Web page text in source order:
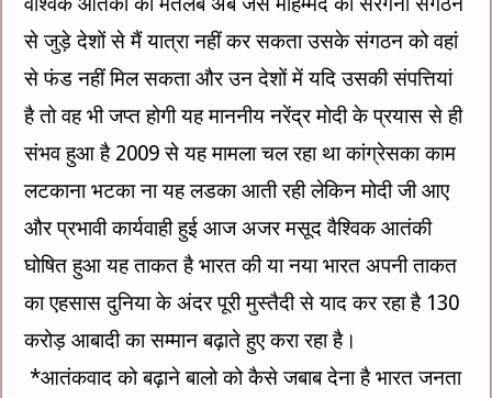
से जुड़े देशों से मैं यात्रा नहीं कर सकता उसके संगठन को वहां
से फंड नहीं मिल सकता और उन देशों में यदि उसकी संपत्तियां
है तो वह भी जप्त होगी यह माननीय नरेंद्र मोदी के प्रयास से ही
संभव हुआ है 2009 से यह मामला चल रहा था कांग्रेसका काम
लटकाना भटका ना यह लडका आती रही लेकिन मोदी जी आए
और प्रभावी कार्यवाही हुई आज अजर मसूद वैश्विक आतंकी
घोषित हुआ यह ताकत है भारत की या नया भारत अपनी ताकत
का एहसास दुनिया के अंदर पूरी मुस्तैदी से याद कर रहा है 130
करोड़ आबादी का सम्मान बढ़ाते हुए करा रहा है।
*आतंकवाद को बढ़ाने बालो को कैसे जबाब देना है भारत जनता